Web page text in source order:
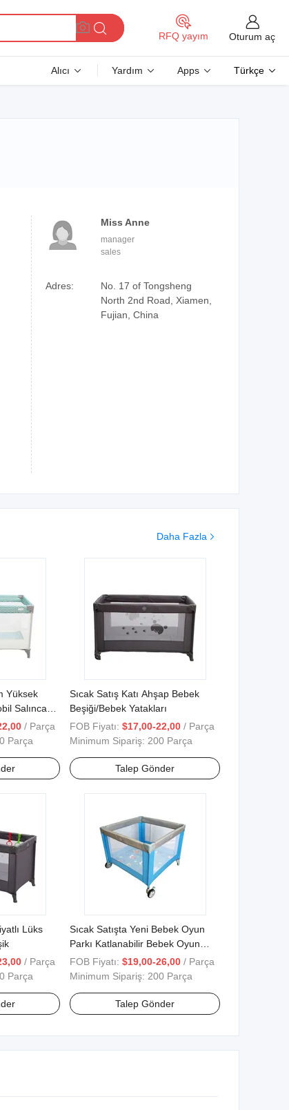
RFQ yayım Oturum aç
Alıcı Yardım Apps Türkçe
Miss Anne
manager
sales
Adres:
No. 17 of Tongsheng
North 2nd Road, Xiamen,
Fujian, China
Daha Fazla
Yüksek
Salıncak
/ Parça
Parça
Sıcak Satış Katı Ahşap Bebek
Beşiği/Bebek Yatakları
FOB Fiyatı: $17,00-22,00 / Parça
Minimum Sipariş: 200 Parça
Talep Gönder
Lüks
/ Parça
Parça
Sıcak Satışta Yeni Bebek Oyun
Parkı Katlanabilir Bebek Oyun
Parkı
FOB Fiyatı: $19,00-26,00 / Parça
Minimum Sipariş: 200 Parça
Talep Gönder